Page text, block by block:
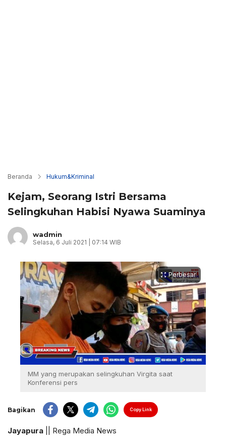
Beranda Hukum&Kriminal
Kejam, Seorang Istri Bersama
Selingkuhan Habisi Nyawa Suaminya
wadmin
Selasa, 6 Juli 2021 | 07:14 WIB
Perbesar
MM yang merupakan selingkuhan Virgita saat
Konferensi pers
Bagikan Copy Link
Jayapura || Rega Media News